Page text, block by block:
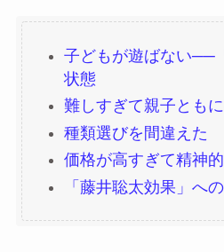
子どもが遊ばない──
状態
難しすぎて親子とも
種類選びを間違えた
価格が高すぎて精神
「藤井聡太効果」へ